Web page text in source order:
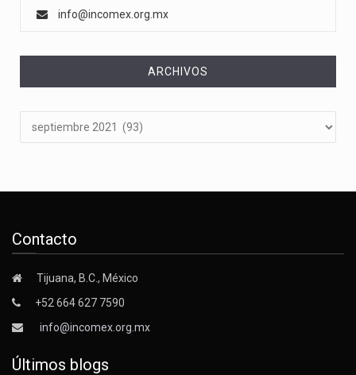
info@incomex.org.mx
ARCHIVOS
Contacto
Tijuana, B.C., México
+52 664 627 7590
info@incomex.org.mx
Últimos blogs